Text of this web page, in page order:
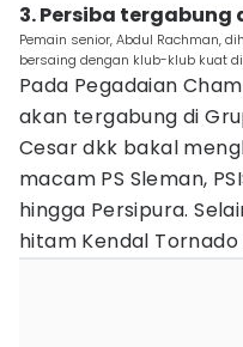
3. Persiba tergabung
Pemain senior, Abdul Rachman,
bersaing dengan klub-klub kuat di
Pada Pegadaian
akan tergabung di
Cesar dkk bakal
macam PS Sleman,
hingga Persipura.
hitam Kendal Tornado